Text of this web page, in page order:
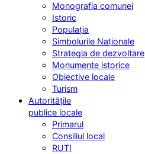
Monografia comunei
Istoric
Populația
Simbolurile Naționale
Strategia de dezvoltare
Monumente istorice
Obiective locale
Turism
Autoritățile
publice locale
Primarul
Consiliul local
RUTI